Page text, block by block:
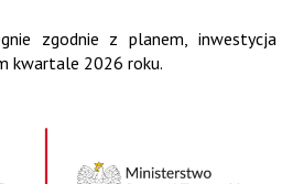
zgodnie z planem, inwestycja
kwartale 2026 roku.